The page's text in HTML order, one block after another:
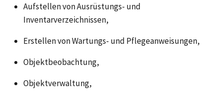
Aufstellen von Ausrüstungs- und
Inventarverzeichnissen,
Erstellen von Wartungs- und Pflegeanweisungen,
Objektbeobachtung,
Objektverwaltung,